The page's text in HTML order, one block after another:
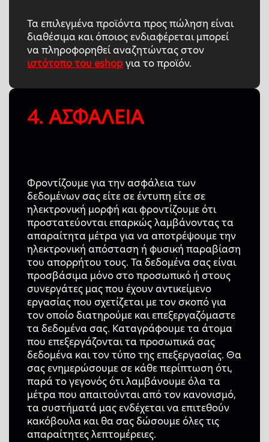
Τα επιλεγμένα προϊόντα προς πώληση είναι
διαθέσιμα και όποιος ενδιαφέρεται μπορεί
να πληροφορηθεί αναζητώντας στον
ιστότοπο του eshopγια το προϊόν.
4. ΑΣΦΑΛΕΙΑ
Φροντίζουμε για την ασφάλεια των
δεδομένων σας είτε σε έντυπη είτε σε
ηλεκτρονική μορφή και φροντίζουμε ότι
προστατεύονται επαρκώς λαμβάνοντας τα
απαραίτητα μέτρα για να αποτρέψουμε την
ηλεκτρονική απόσταση ή φυσική παραβίαση
του απορρήτου τους. Τα δεδομένα σας είναι
προσβάσιμα μόνο στο προσωπικό ή στους
συνεργάτες μας που έχουν αντικείμενο
εργασίας που σχετίζεται με τον σκοπό για
τον οποίο διατηρούμε και επεξεργαζόμαστε
τα δεδομένα σας. Καταγράφουμε τα άτομα
που επεξεργάζονται τα προσωπικά σας
δεδομένα και τον τύπο της επεξεργασίας. Θα
σας ενημερώσουμε σε κάθε περίπτωση ότι,
παρά το γεγονός ότι λαμβάνουμε όλα τα
μέτρα που απαιτούνται από τον κανονισμό,
τα συστήματά μας ενδέχεται να επιτεθούν
κακόβουλα και θα σας δώσουμε όλες τις
απαραίτητες λεπτομέρειες.